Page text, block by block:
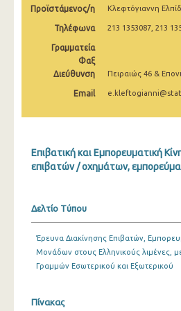
1o Τρίμηνο 2022
4o Τρίμηνο 2021
3o Τρίμηνο 2021
3o Τρίμηνο 2020
1o Τρίμηνο 2020
4o Τρίμηνο 2019
Προϊστάμενος/η Κλεφτόγιαννη
Τηλέφωνα 213 1353087, 213
Γραμματεία
Φαξ
Διεύθυνση
Πειραιώς 46 &
Email
Επιβατική και Εμπορευματική
επιβατών / οχημάτων,
Δελτίο Τύπου
Έρευνα Διακίνησης Επιβατών,
Μονάδων στους Ελληνικούς λιμένες,
Γραμμών Εσωτερικού και Εξωτερικού
Πίνακας